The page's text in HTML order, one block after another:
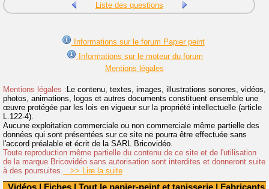
Liste des questions
Informations sur le forum Papier peint
Informations sur le moteur du forum
Mentions légales
Mentions légales : Le contenu, textes, images, illustrations sonores, vidéos,
photos, animations, logos et autres documents constituent ensemble une
œuvre protégée par les lois en vigueur sur la propriété intellectuelle (article
L.122-4).
Aucune exploitation commerciale ou non commerciale même partielle des
données qui sont présentées sur ce site ne pourra être effectuée sans
l'accord préalable et écrit de la SARL Bricovidéo.
Toute reproduction même partielle du contenu de ce site et de l'utilisation
de la marque Bricovidéo sans autorisation sont interdites et donneront suite
à des poursuites. >> Lire la suite